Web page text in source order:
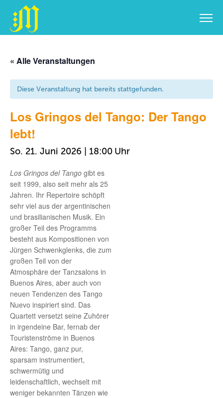
springen
« Alle Veranstaltungen
Diese Veranstaltung hat bereits stattgefunden.
Los Gringos del Tango: Der Tango
lebt!
So. 21. Juni 2026 | 18:00
Los Gringos del Tango gibt es
seit 1999, also seit mehr als 25
Jahren. Ihr Repertoire schöpft
sehr viel aus der argentinischen
und brasilianischen Musik. Ein
großer Teil des Programms
besteht aus Kompositionen von
Jürgen Schwenkglenks, die zum
großen Teil von der
Atmosphäre der Tanzsalons in
Buenos Aires, aber auch von
neuen Tendenzen des Tango
Nuevo inspiriert sind. Das
Quartett versetzt seine Zuhörer
in irgendeine Bar, fernab der
Touristenströme in Buenos
Aires: Tango, ganz pur,
sparsam instrumentiert,
schwermütig und
leidenschaftlich, wechselt mit
weniger bekannten Tänzen wie